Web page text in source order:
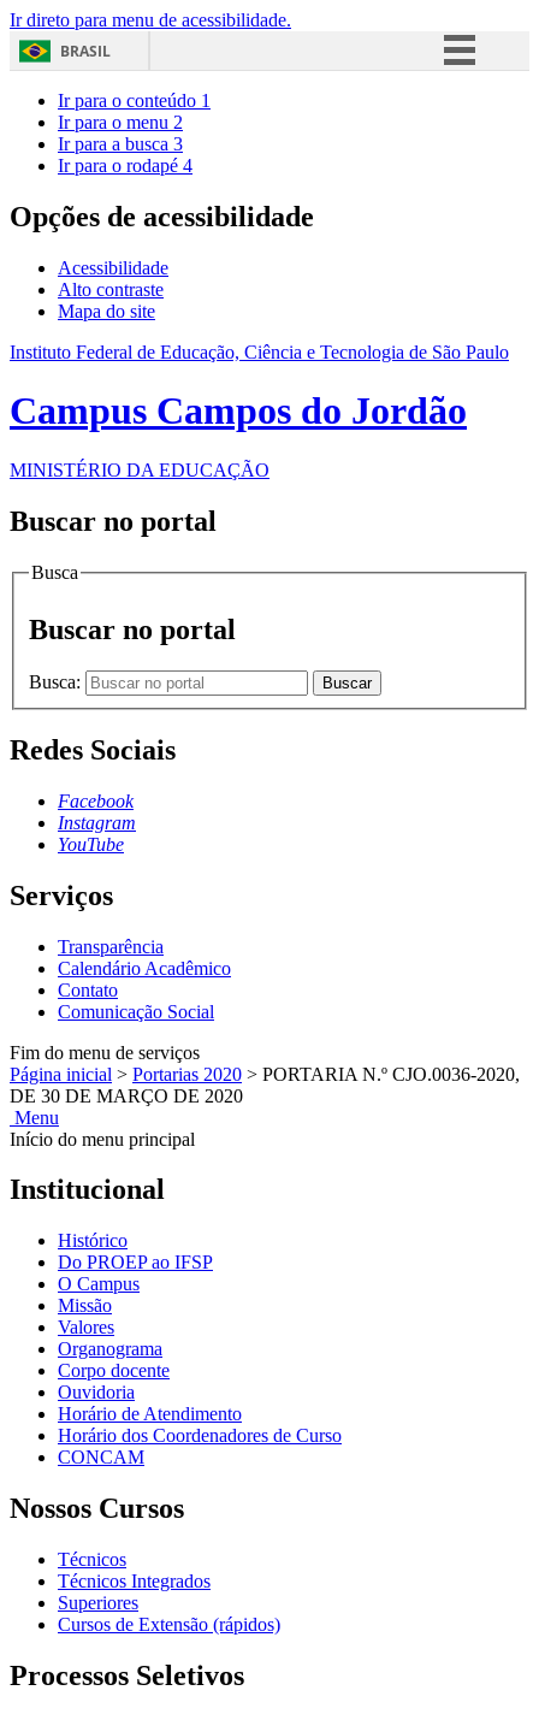
Ir direto para menu de acessibilidade.
BRASIL
Acesso à informação
Ir para o conteúdo 1
Ir para o menu 2
Ir para a busca 3
Ir para o rodapé 4
Opções de acessibilidade
Acessibilidade
Alto contraste
Mapa do site
Instituto Federal de Educação, Ciência e Tecnologia de São Paulo
Campus Campos do Jordão
MINISTÉRIO DA EDUCAÇÃO
Buscar no portal
Busca
Buscar no portal
Busca: Buscar
Redes Sociais
Facebook
Instagram
YouTube
Serviços
Transparência
Calendário Acadêmico
Contato
Comunicação Social
Fim do menu de serviços
Página inicial > Portarias 2020 > PORTARIA N.º CJO.0036-2020,
DE 30 DE MARÇO DE 2020
Menu
Início do menu principal
Institucional
Histórico
Do PROEP ao IFSP
O Campus
Missão
Valores
Organograma
Corpo docente
Ouvidoria
Horário de Atendimento
Horário dos Coordenadores de Curso
CONCAM
Nossos Cursos
Técnicos
Técnicos Integrados
Superiores
Cursos de Extensão (rápidos)
Processos Seletivos